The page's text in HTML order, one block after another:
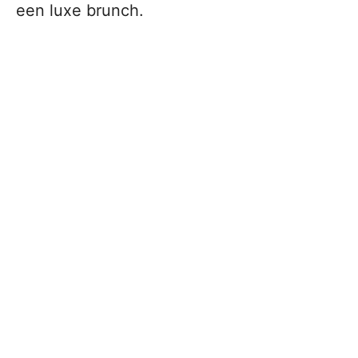
een luxe brunch.